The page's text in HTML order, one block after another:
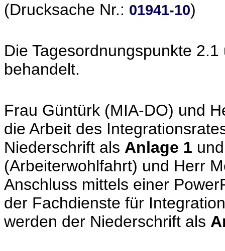
(Drucksache Nr.: 01941-10)
Die Tagesordnungspunkte
behandelt.
Frau Güntürk (MIA-DO) und
die Arbeit des
Niederschrift als Anlage 1
(Arbeiterwohlfahrt) und Herr
Anschluss mittels einer
der Fachdienste für
werden der Niederschrift als